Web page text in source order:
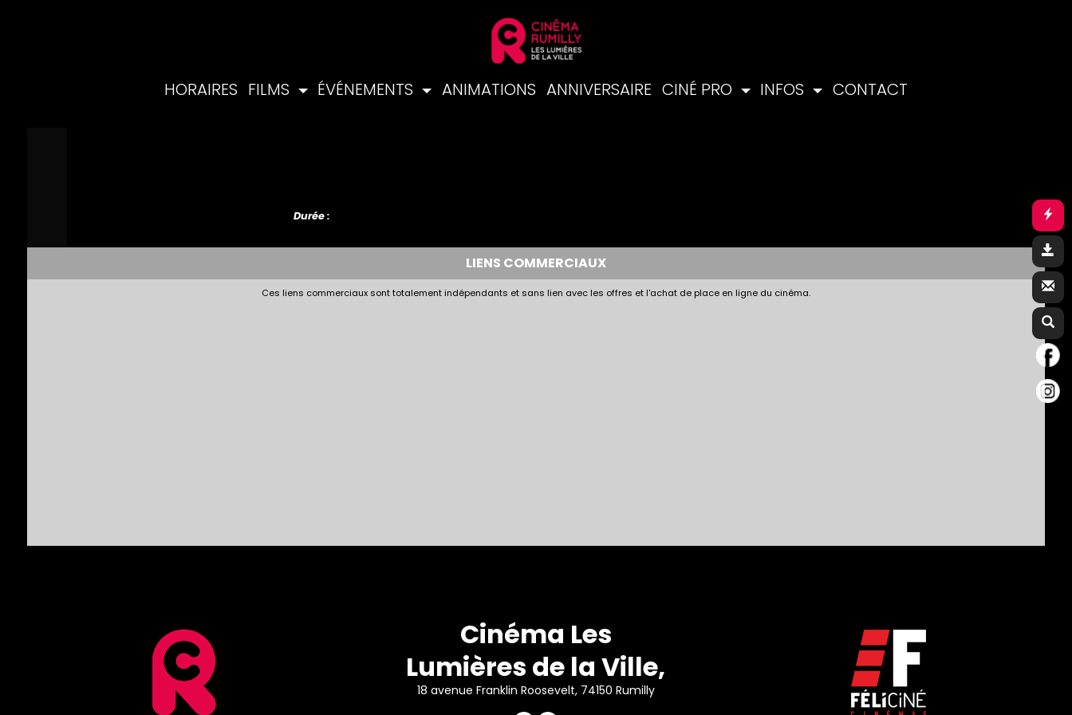
HORAIRES FILMS ÉVÉNEMENTS ANIMATIONS ANNIVERSAIRE CINÉ PRO INFOS CONTACT
Durée :
LIENS COMMERCIAUX
Ces liens commerciaux sont totalement indépendants et sans lien avec les offres et l'achat de place en ligne du cinéma.
Cinéma Les
Lumières de la Ville,
18 avenue Franklin Roosevelt, 74150 Rumilly